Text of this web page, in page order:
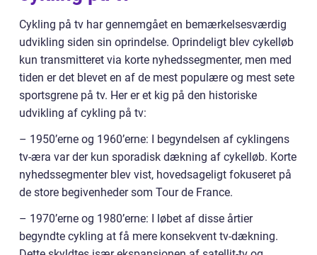
Cykling på tv har gennemgået en bemærkelsesværdig
udvikling siden sin oprindelse. Oprindeligt blev cykelløb
kun transmitteret via korte nyhedssegmenter, men med
tiden er det blevet en af de mest populære og mest sete
sportsgrene på tv. Her er et kig på den historiske
udvikling af cykling på tv:
– 1950’erne og 1960’erne: I begyndelsen af cyklingens
tv-æra var der kun sporadisk dækning af cykelløb. Korte
nyhedssegmenter blev vist, hovedsageligt fokuseret på
de store begivenheder som Tour de France.
– 1970’erne og 1980’erne: I løbet af disse årtier
begyndte cykling at få mere konsekvent tv-dækning.